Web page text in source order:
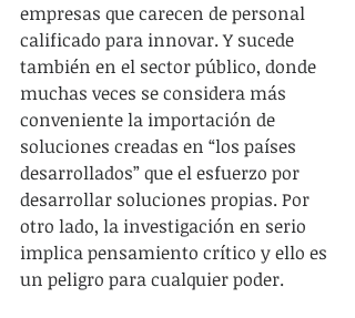
empresas que carecen de personal
calificado para innovar. Y sucede
también en el sector público, donde
muchas veces se considera más
conveniente la importación de
soluciones creadas en “los países
desarrollados” que el esfuerzo por
desarrollar soluciones propias. Por
otro lado, la investigación en serio
implica pensamiento crítico y ello es
un peligro para cualquier poder.